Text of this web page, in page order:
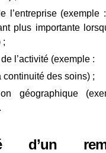
l’entreprise (exemple
plus importante
;
l’activité (exemple :
continuité des soins) ;
géographique
d’un